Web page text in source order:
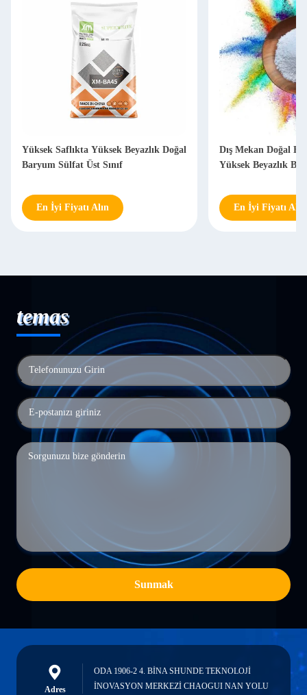
Yüksek Saflıkta Yüksek Beyazlık Doğal
Baryum Sülfat Üst Sınıf
En İyi Fiyatı Alın
Dış Mekan Doğal
Yüksek Beyazlık
En İyi Fiyatı Alın
temas
Sunmak
Adres
ODA 1906-2 4. BİNA SHUNDE TEKNOLOJİ
İNOVASYON MERKEZİ CHAOGUI NAN YOLU